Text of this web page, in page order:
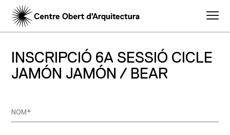
INSCRIPCIÓ 6A SESSIÓ CICLE
JAMÓN JAMÓN / BEAR